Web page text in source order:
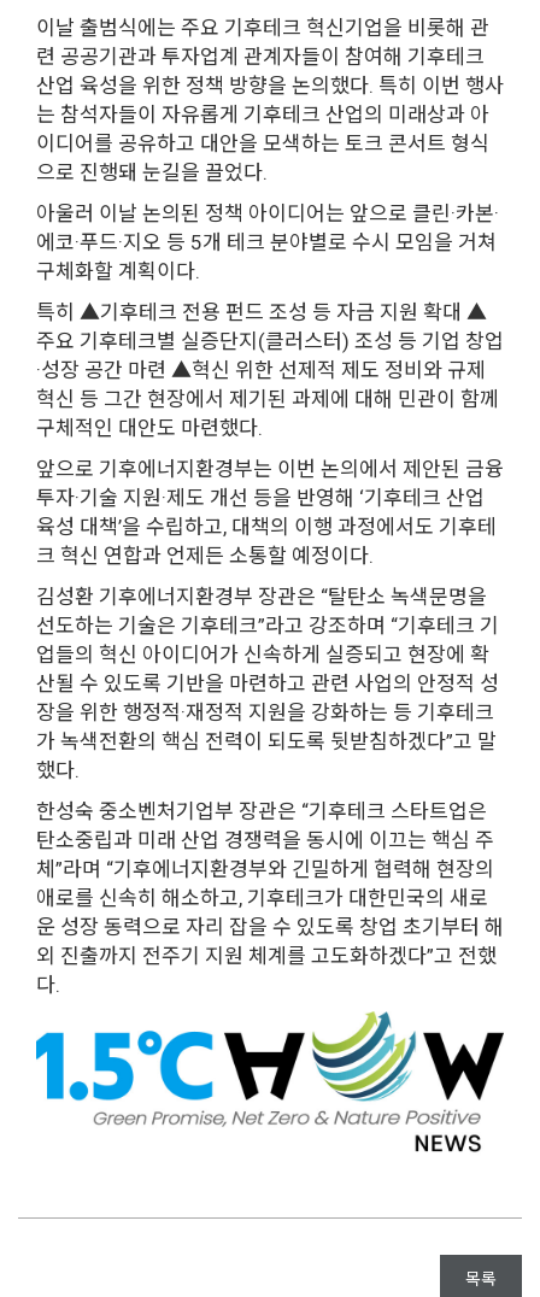
이날 출범식에는 주요 기후테크 혁신기업을 비롯해 관
련 공공기관과 투자업계 관계자들이 참여해 기후테크
산업 육성을 위한 정책 방향을 논의했다. 특히 이번 행사
는 참석자들이 자유롭게 기후테크 산업의 미래상과 아
이디어를 공유하고 대안을 모색하는 토크 콘서트 형식
으로 진행돼 눈길을 끌었다.
아울러 이날 논의된 정책 아이디어는 앞으로 클린·카본·
에코·푸드·지오 등 5개 테크 분야별로 수시 모임을 거쳐
구체화할 계획이다.
특히 ▲기후테크 전용 펀드 조성 등 자금 지원 확대 ▲
주요 기후테크별 실증단지(클러스터) 조성 등 기업 창업
·성장 공간 마련 ▲혁신 위한 선제적 제도 정비와 규제
혁신 등 그간 현장에서 제기된 과제에 대해 민관이 함께
구체적인 대안도 마련했다.
앞으로 기후에너지환경부는 이번 논의에서 제안된 금융
투자·기술 지원·제도 개선 등을 반영해 ‘기후테크 산업
육성 대책’을 수립하고, 대책의 이행 과정에서도 기후테
크 혁신 연합과 언제든 소통할 예정이다.
김성환 기후에너지환경부 장관은 “탈탄소 녹색문명을
선도하는 기술은 기후테크”라고 강조하며 “기후테크 기
업들의 혁신 아이디어가 신속하게 실증되고 현장에 확
산될 수 있도록 기반을 마련하고 관련 사업의 안정적 성
장을 위한 행정적·재정적 지원을 강화하는 등 기후테크
가 녹색전환의 핵심 전력이 되도록 뒷받침하겠다”고 말
했다.
한성숙 중소벤처기업부 장관은 “기후테크 스타트업은
탄소중립과 미래 산업 경쟁력을 동시에 이끄는 핵심 주
체”라며 “기후에너지환경부와 긴밀하게 협력해 현장의
애로를 신속히 해소하고, 기후테크가 대한민국의 새로
운 성장 동력으로 자리 잡을 수 있도록 창업 초기부터 해
외 진출까지 전주기 지원 체계를 고도화하겠다”고 전했
다.
목록